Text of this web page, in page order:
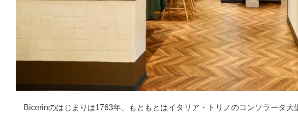
Bicerinのはじまりは1763年、もともとはイタリア・トリノのコンソラータ大